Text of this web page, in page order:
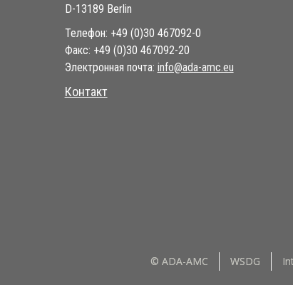
D-13189 Berlin
Телефон: +49 (0)30 467092-0
Факс: +49 (0)30 467092-20
Электронная почта: ue.cma-ada@ofni
Контакт
© ADA-AMC WSDG